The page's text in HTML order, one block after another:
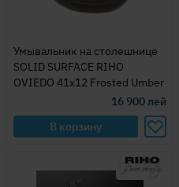
Умывальник на столешнице
SOLID SURFACE RIHO
OVIEDO 41x12 Frosted Umber
16 900лей
В корзину